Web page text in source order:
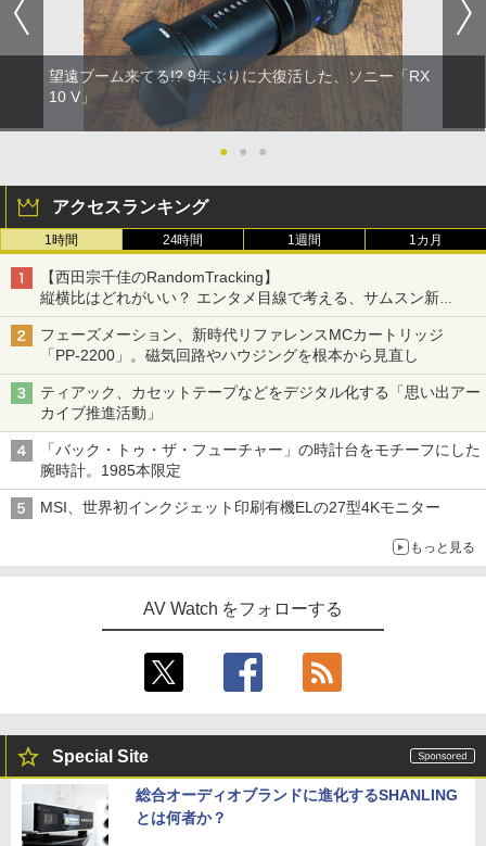
望遠ブーム来てる!? 9年ぶりに大復活した、ソニー「RX
10 V」
● ● ●
アクセスランキング
1時間 24時間 1週間 1カ月
【西田宗千佳のRandomTracking】
縦横比はどれがいい？ エンタメ目線で考える、サムスン新
「Galaxy Z Fold」
フェーズメーション、新時代リファレンスMCカートリッジ
「PP-2200」。磁気回路やハウジングを根本から見直し
ティアック、カセットテープなどをデジタル化する「思い出アー
カイブ推進活動」
「バック・トゥ・ザ・フューチャー」の時計台をモチーフにした
腕時計。1985本限定
MSI、世界初インクジェット印刷有機ELの27型4Kモニター
もっと見る
AV Watch をフォローする
Special Site
総合オーディオブランドに進化するSHANLING
とは何者か？